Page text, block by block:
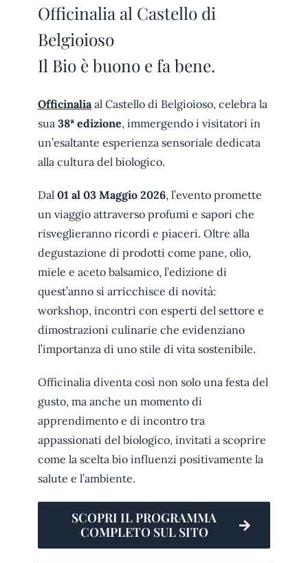
Officinalia al Castello di
Belgioioso
Il Bio è buono e fa bene.
Officinaliaal Castello di Belgioioso, celebra la
sua 38ª edizione, immergendo i visitatori in
un’esaltante esperienza sensoriale dedicata
alla cultura del biologico.
Dal 01 al 03 Maggio 2026, l’evento promette
un viaggio attraverso profumi e sapori che
risveglieranno ricordi e piaceri. Oltre alla
degustazione di prodotti come pane, olio,
miele e aceto balsamico, l’edizione di
quest’anno si arricchisce di novità:
workshop, incontri con esperti del settore e
dimostrazioni culinarie che evidenziano
l’importanza di uno stile di vita sostenibile.
Officinalia diventa così non solo una festa del
gusto, ma anche un momento di
apprendimento e di incontro tra
appassionati del biologico, invitati a scoprire
come la scelta bio influenzi positivamente la
salute e l’ambiente.
SCOPRI IL PROGRAMMA
COMPLETO SUL SITO